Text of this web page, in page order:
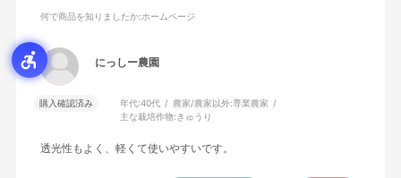
何で商品を知りましたか:ホームページ
にっしー農園
購入確認済み 年代:40代 農家/農家以外:専業農家
主な栽培作物: きゅうり
透光性もよく、軽くて使いやすいです。